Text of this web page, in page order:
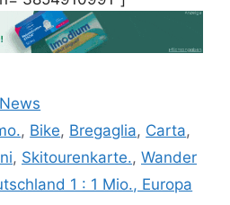
, Bike, Bregaglia, Carta,
, Skitourenkarte., Wander
1 : 1 Mio., Europa